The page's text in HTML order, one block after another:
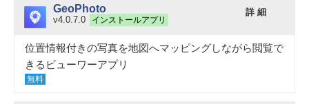
GeoPhoto
v4.0.7.0 インストールアプリ
詳 細
位置情報付きの写真を地図へマッピングしながら閲覧で
きるビューワーアプリ
無料